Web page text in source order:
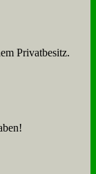
Privatbesitz.